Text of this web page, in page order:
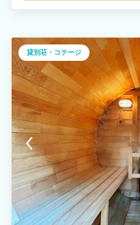
ここでしかできない合宿体験を。 **
（15〜24時入り放題／カップル・家
材・調味料はお持ち込みください）
食器を無料でご利用可） ・全室ホテ
ックイン対応 ・最寄りスーパー「ダ
です。 ※焚き火について：全国的な
き火のご利用は見合わせております
限定で再開しております。 **那須の
でなく、那須エリアの観光拠点として
しめるスポットから大人がくつろげる
ーストーンパーク — 車で約5分（雨で
那須ステンドグラス美術館 — 車で約
（入場無料・釣り堀もあり） ・りん
心） ・りんどう湖花火大会 開催日程
ーク — 車で約10分 ・那須とりっく
ワールドモンキーパーク — 車で約10
須フィッシュランド — 車で約15分 ・
約17分 ・那須どうぶつ王国 — 車で約
ームビルディングに適した施設も充実
貸別荘・コテージ